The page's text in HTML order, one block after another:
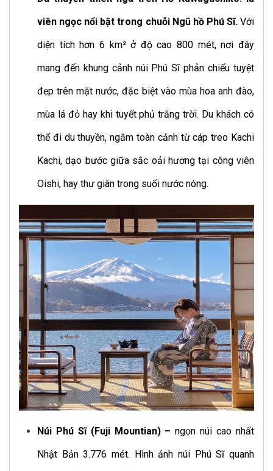
viên ngọc nổi bật trong chuỗi Ngũ hồ Phú Sĩ. Với
diện tích hơn 6 km² ở độ cao 800 mét, nơi đây
mang đến khung cảnh núi Phú Sĩ phản chiếu tuyệt
đẹp trên mặt nước, đặc biệt vào mùa hoa anh đào,
mùa lá đỏ hay khi tuyết phủ trắng trời. Du khách có
thể đi du thuyền, ngắm toàn cảnh từ cáp treo Kachi
Kachi, dạo bước giữa sắc oải hương tại công viên
Oishi, hay thư giãn trong suối nước nóng.
Núi Phú Sĩ (Fuji Mountian) – ngọn núi cao nhất
Nhật Bản 3.776 mét. Hình ảnh núi Phú Sĩ quanh